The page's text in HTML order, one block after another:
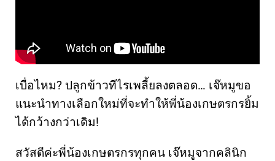
เบื่อไหม? ปลูกข้าวทีไรเพลี้ยลงตลอด… เจ๊หมูขอ
แนะนำทางเลือกใหม่ที่จะทำให้พี่น้องเกษตรกรยิ้ม
ได้กว้างกว่าเดิม!
สวัสดีค่ะพี่น้องเกษตรกรทุกคน เจ๊หมูจากคลินิก